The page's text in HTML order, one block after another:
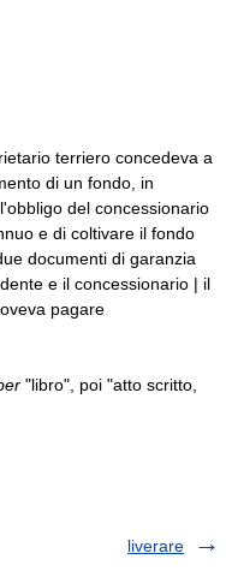
terriero concedeva a
di un fondo, in
del concessionario
e di coltivare il fondo
documenti di garanzia
e il concessionario | il
pagare
"libro", poi "atto scritto,
liverare